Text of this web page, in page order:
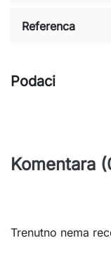
Referenca
Podaci
Komentara
Trenutno nema